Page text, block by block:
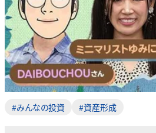
#みんなの投資 #資産形成